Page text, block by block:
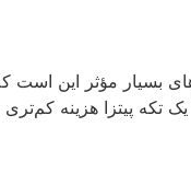
مؤثر این است
تکه پیتزا هزینه